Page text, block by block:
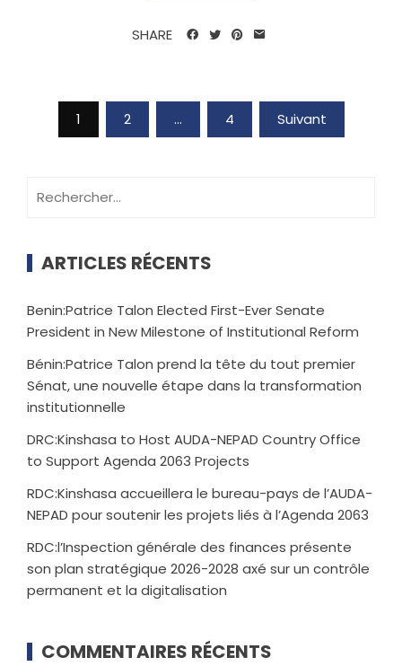
SHARE
1 2 … 4 Suivant
ARTICLES RÉCENTS
Benin:Patrice Talon Elected First-Ever Senate
President in New Milestone of Institutional Reform
Bénin:Patrice Talon prend la tête du tout premier
Sénat, une nouvelle étape dans la transformation
institutionnelle
DRC:Kinshasa to Host AUDA-NEPAD Country Office
to Support Agenda 2063 Projects
RDC:Kinshasa accueillera le bureau-pays de l’AUDA-
NEPAD pour soutenir les projets liés à l’Agenda 2063
RDC:l’Inspection générale des finances présente
son plan stratégique 2026-2028 axé sur un contrôle
permanent et la digitalisation
COMMENTAIRES RÉCENTS